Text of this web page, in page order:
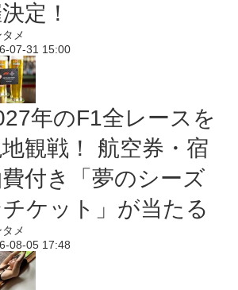
定！
メ
07-31 15:00
年のF1全レースを
観戦！ 航空券・宿
付き「夢のシーズ
チケット」が当たる
メ
08-05 17:48